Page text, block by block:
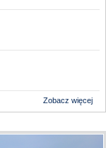
Zobacz więcej